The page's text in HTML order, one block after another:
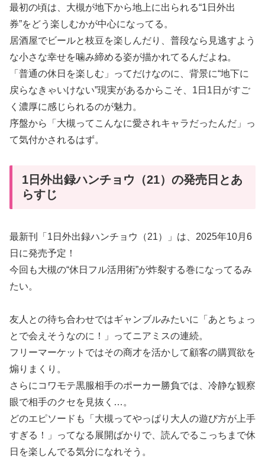
最初の頃は、大槻が地下から地上に出られる“1日外出
券”をどう楽しむかが中心になってる。
居酒屋でビールと枝豆を楽しんだり、普段なら見逃すよう
な小さな幸せを噛み締める姿が描かれてるんだよね。
「普通の休日を楽しむ」ってだけなのに、背景に“地下に
戻らなきゃいけない”現実があるからこそ、1日1日がすご
く濃厚に感じられるのが魅力。
序盤から「大槻ってこんなに愛されキャラだったんだ」っ
て気付かされるはず。
1日外出録ハンチョウ（21）の発売日とあ
らすじ
最新刊「1日外出録ハンチョウ（21）」は、2025年10月6
日に発売予定！
今回も大槻の“休日フル活用術”が炸裂する巻になってるみ
たい。
友人との待ち合わせではギャンブルみたいに「あとちょっ
とで会えそうなのに！」ってニアミスの連続。
フリーマーケットではその商才を活かして顧客の購買欲を
煽りまくり。
さらにコワモテ黒服相手のポーカー勝負では、冷静な観察
眼で相手のクセを見抜く…。
どのエピソードも「大槻ってやっぱり大人の遊び方が上手
すぎる！」ってなる展開ばかりで、読んでるこっちまで休
日を楽しんでる気分になれそう。